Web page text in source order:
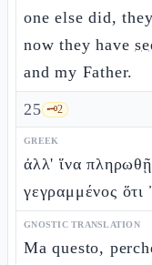
one else did,
now they have
and my Father.
25 🗝️2
GREEK
ἀλλ' ἵνα
γεγραμμένος
GNOSTIC TRANSLATION
Ma questo,